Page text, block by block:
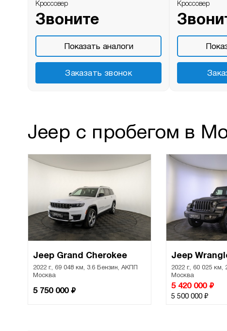
Кроссовер
Звоните
Показать аналоги
Заказать звонок
Кроссовер
Jeep с пробегом в
Jeep Grand Cherokee
2022 г., 69 048 км, 3.6 Бензин, АКПП
Москва
5 750 000 ₽
Jeep
2022 г., 60 025
Москва
5 420 000 ₽
5 500 000 ₽